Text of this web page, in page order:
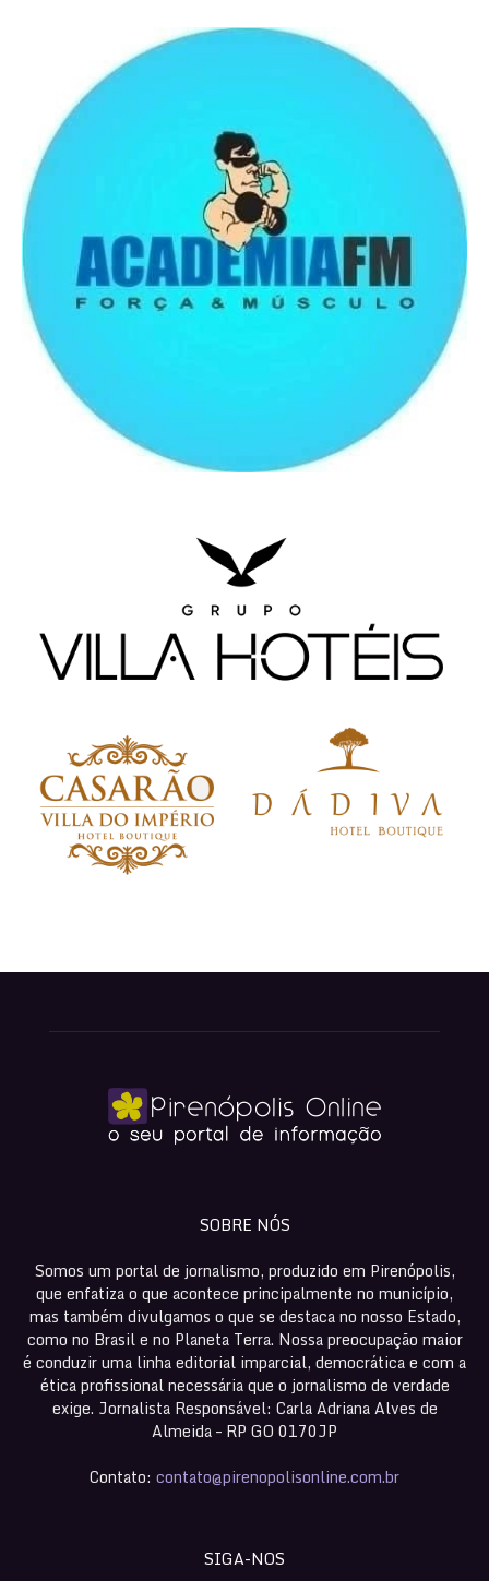
SOBRE NÓS
Somos um portal de jornalismo, produzido em Pirenópolis,
que enfatiza o que acontece principalmente no município,
mas também divulgamos o que se destaca no nosso Estado,
como no Brasil e no Planeta Terra. Nossa preocupação maior
é conduzir uma linha editorial imparcial, democrática e com a
ética profissional necessária que o jornalismo de verdade
exige. Jornalista Responsável: Carla Adriana Alves de
Almeida – RP GO 0170JP
Contato: contato@pirenopolisonline.com.br
SIGA-NOS